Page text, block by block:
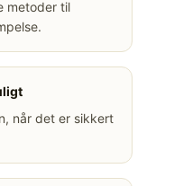
metoder til
når det er sikkert